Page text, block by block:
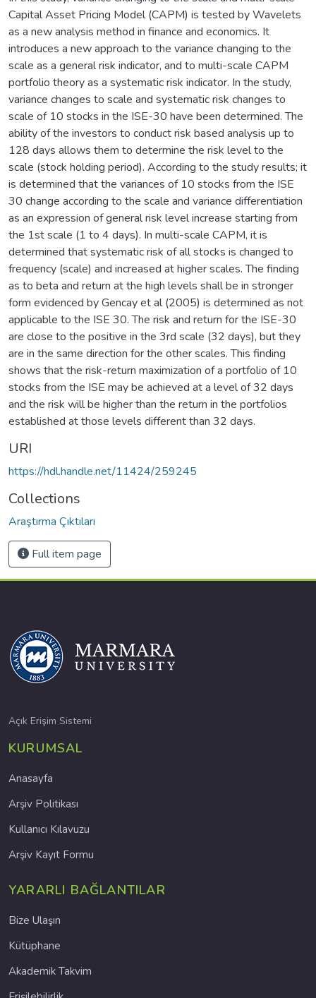
Capital Asset Pricing Model (CAPM) is tested by Wavelets
as a new analysis method in finance and economics. It
introduces a new approach to the variance changing to the
scale as a general risk indicator, and to multi-scale CAPM
portfolio theory as a systematic risk indicator. In the study,
variance changes to scale and systematic risk changes to
scale of 10 stocks in the ISE-30 have been determined. The
ability of the investors to conduct risk based analysis up to
128 days allows them to determine the risk level to the
scale (stock holding period). According to the study results; it
is determined that the variances of 10 stocks from the ISE
30 change according to the scale and variance differentiation
as an expression of general risk level increase starting from
the 1st scale (1 to 4 days). In multi-scale CAPM, it is
determined that systematic risk of all stocks is changed to
frequency (scale) and increased at higher scales. The finding
as to beta and return at the high levels shall be in stronger
form evidenced by Gencay et al (2005) is determined as not
applicable to the ISE 30. The risk and return for the ISE-30
are close to the positive in the 3rd scale (32 days), but they
are in the same direction for the other scales. This finding
shows that the risk-return maximization of a portfolio of 10
stocks from the ISE may be achieved at a level of 32 days
and the risk will be higher than the return in the portfolios
established at those levels different than 32 days.
URI
https://hdl.handle.net/11424/259245
Collections
Araştırma Çıktıları
Full item page
Açık Erişim Sistemi
KURUMSAL
Anasayfa
Arşiv Politikası
Kullanıcı Kılavuzu
Arşiv Kayıt Formu
YARARLI BAĞLANTILAR
Bize Ulaşın
Kütüphane
Akademik Takvim